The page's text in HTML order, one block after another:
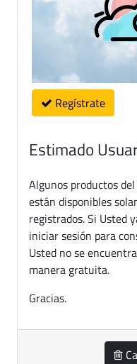
Regístrate
Estimado
Algunos productos del
están disponibles
registrados. Si Usted
iniciar sesión para
Usted no se
manera gratuita.
Gracias.